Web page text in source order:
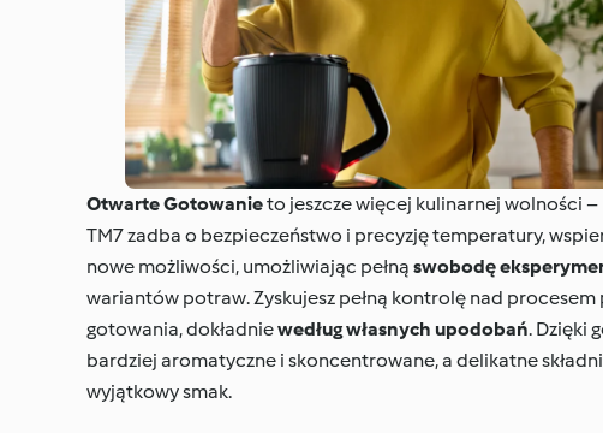
Otwarte Gotowanieto jeszcze więcej kulinarnej wolności
TM7 zadba o bezpieczeństwo i precyzję temperatury,
nowe możliwości, umożliwiając pełną swobodę
wariantów potraw. Zyskujesz pełną kontrolę nad
gotowania, dokładniewedług własnych upodobań. Dzięki
bardziej aromatyczne i skoncentrowane, a delikatne
wyjątkowy smak.